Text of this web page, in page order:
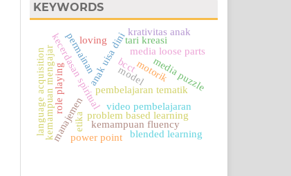
KEYWORDS
problem based learning
video pembelajaran
pembelajaran tematik
kecerdasan spiritual media puzzle
anak uisa dini
kemampuan fluency
manajemen
model
bcct
blended learning
kemampuan mengajar media loose parts
tari kreasi
motorik
role playing
language acquisition
power point
krativitas anak
etika
permainan
loving